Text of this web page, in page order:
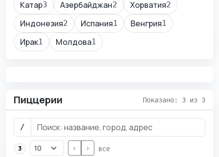
Катар3 Азербайджан2 Хорватия2
Индонезия2 Испания1 Венгрия1
Ирак1 Молдова1
Пиццерии Показано: 3 из 3
/
3 < > все